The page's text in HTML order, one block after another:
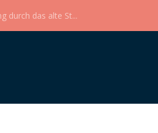
durch das alte St...